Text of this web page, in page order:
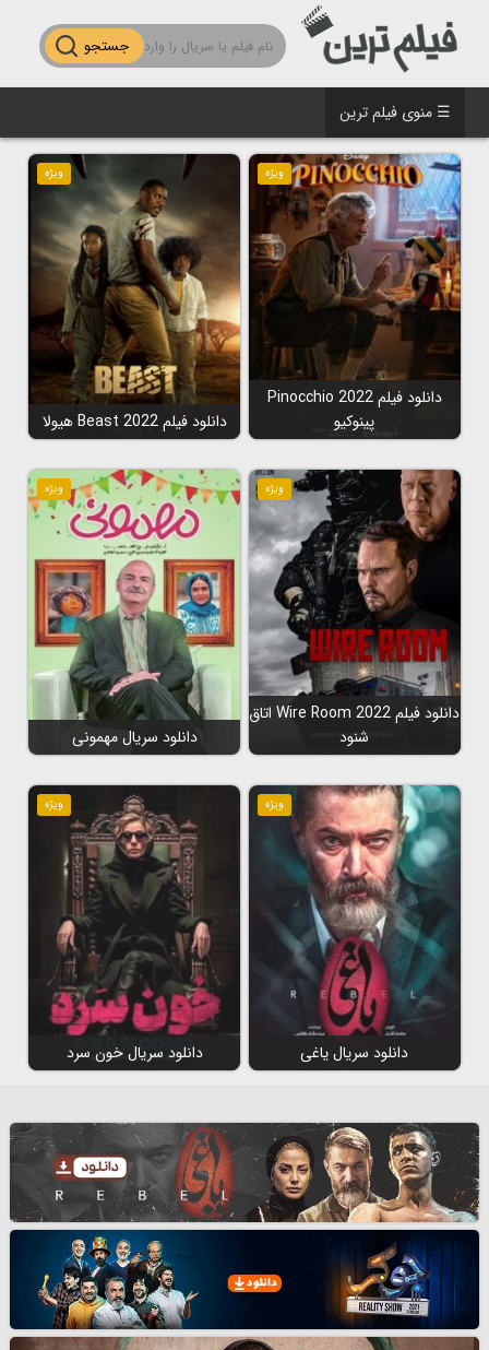
جستجو
☰ منوی فیلم ترین
ویژه
دانلود فیلم Pinocchio 2022
پینوکیو
ویژه
دانلود فیلم Beast 2022 هیولا
ویژه
دانلود فیلم Wire Room 2022 اتاق
شنود
ویژه
دانلود سریال مهمونی
ویژه
دانلود سریال یاغی
ویژه
دانلود سریال خون سرد